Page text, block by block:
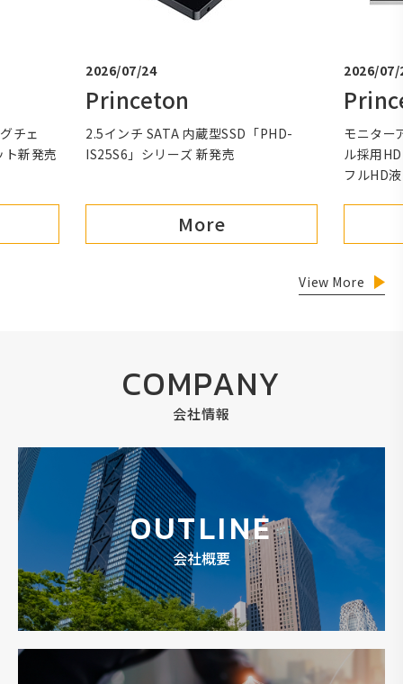
チェ
新発売
2026/07/24
Princeton
2.5インチ SATA 内蔵型SSD「PHD-
IS25S6」シリーズ 新発売
More
2026/07/
モニター
ル採用
フルHD
View More
COMPANY
会社情報
OUTLINE
会社概要